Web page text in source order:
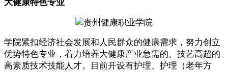
大健康特色专业
学院紧扣经济社会发展和人民群众的健康需求，努力创立
优势特色专业，着力培养大健康产业急需的、技艺高超的
高素质技术技能人才。目前开设有护理、护理（老年方